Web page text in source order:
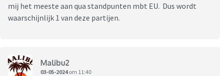
mij het meeste aan qua standpunten mbt EU. Dus wordt
waarschijnlijk 1 van deze partijen.
Malibu2
03-05-2024om 11:40